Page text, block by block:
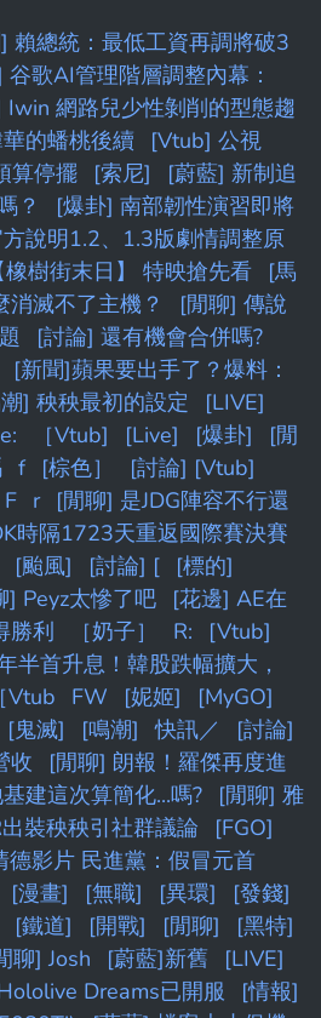
賴總統：最低工資再調將破3
谷歌AI管理階層調整內幕：
Iwin 網路兒少性剝削的型態趨
的蟠桃後續
[Vtub] 公視
算停擺
[索尼]
[蔚藍] 新制追
？
[爆卦] 南部韌性演習即將
說明1.2、1.3版劇情調整原
樹街末日】 特映搶先看
[馬
滅不了主機？
[閒聊] 傳說
[討論] 還有機會合併嗎?
[新聞]蘋果要出手了？爆料：
] 秧秧最初的設定
[LIVE]
［Vtub] [Live] [爆卦]
[閒
f [棕色］
[討論] [Vtub]
F r
[閒聊] 是JDG陣容不行還
時隔1723天重返國際賽決賽
[颱風] [討論] [
[標的]
] Peyz太慘了吧
[花邊] AE在
勝利
［奶子］ R:
[Vtub]
半首升息！韓股跌幅擴大，
［Vtub FW [妮姬]
[MyGO]
[鬼滅] [鳴潮] 快訊／
[討論]
收
[閒聊] 朗報！羅傑再度進
建這次算簡化...嗎?
[閒聊] 雅
裝秧秧引社群議論
[FGO]
影片 民進黨：假冒元首
[漫畫] [無職] [異環]
[發錢]
[鐵道] [開戰] [閒聊]
[黑特]
聊] Josh [蔚藍]新舊
[LIVE]
Dreams已開服
[情報]